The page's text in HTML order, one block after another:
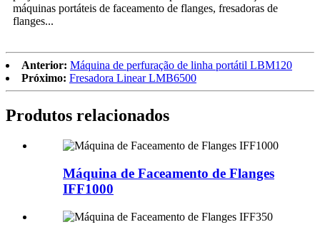
máquinas portáteis de faceamento de flanges, fresadoras de
flanges...
Anterior: Máquina de perfuração de linha portátil LBM120
Próximo: Fresadora Linear LMB6500
Produtos relacionados
Máquina de Faceamento de Flanges
IFF1000